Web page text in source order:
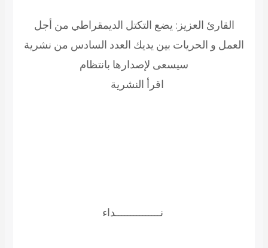
القارئ العزيز: يضع التكتل الديمقراطي من أجل
العمل و الحريات بين يديك العدد السادس من نشرية
سيسعى لإصدارها بانتظام
اقرأ النشرية
نـــــــــــــــداء